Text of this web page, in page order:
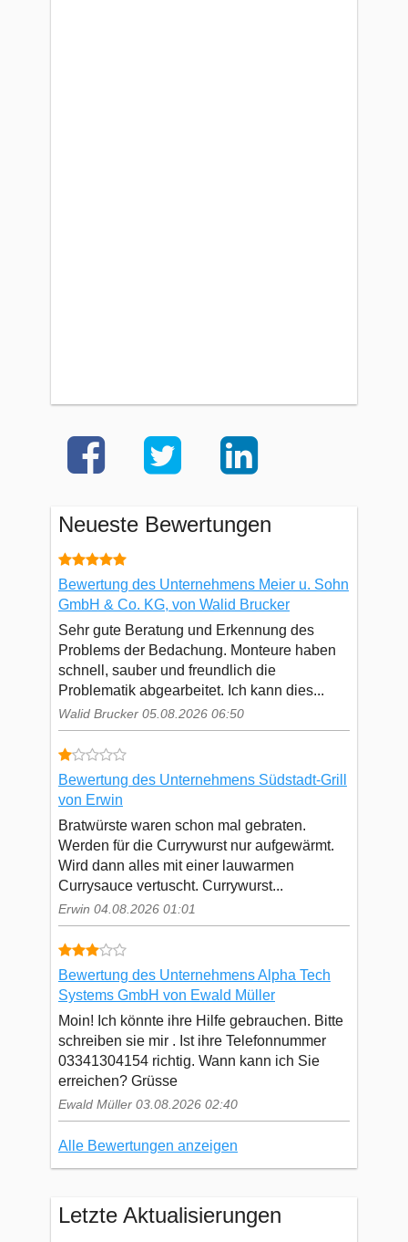
Neueste Bewertungen
Bewertung des Unternehmens Meier u. Sohn
GmbH & Co. KG, von Walid Brucker
Sehr gute Beratung und Erkennung des
Problems der Bedachung. Monteure haben
schnell, sauber und freundlich die
Problematik abgearbeitet. Ich kann dies...
Walid Brucker 05.08.2026 06:50
Bewertung des Unternehmens Südstadt-Grill
von Erwin
Bratwürste waren schon mal gebraten.
Werden für die Currywurst nur aufgewärmt.
Wird dann alles mit einer lauwarmen
Currysauce vertuscht. Currywurst...
Erwin 04.08.2026 01:01
Bewertung des Unternehmens Alpha Tech
Systems GmbH von Ewald Müller
Moin! Ich könnte ihre Hilfe gebrauchen. Bitte
schreiben sie mir . Ist ihre Telefonnummer
03341304154 richtig. Wann kann ich Sie
erreichen? Grüsse
Ewald Müller 03.08.2026 02:40
Alle Bewertungen anzeigen
Letzte Aktualisierungen